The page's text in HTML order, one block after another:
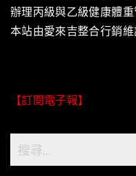
辦理丙級與乙級健康體
本站由愛來吉整合行銷
【訂閱電子報】